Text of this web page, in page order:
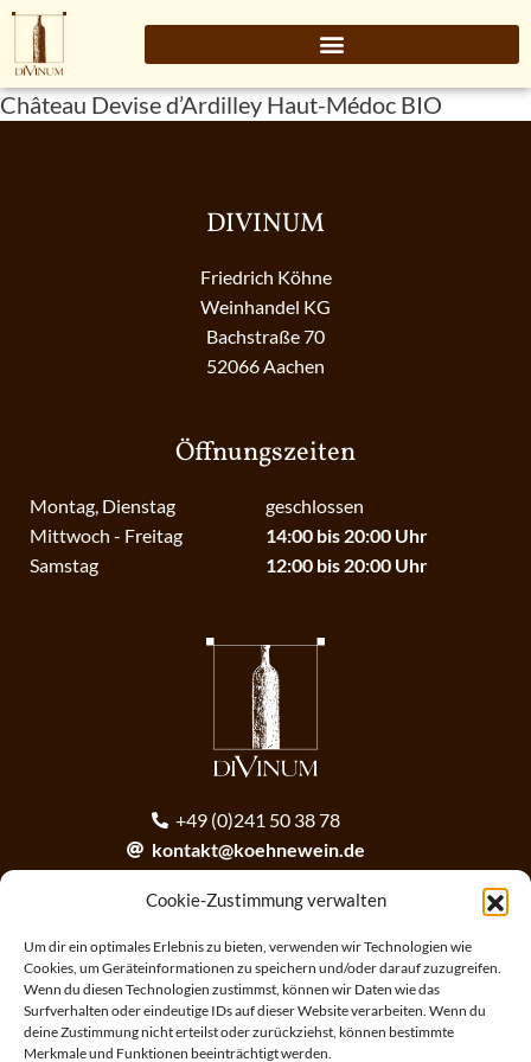
Cookie-Zustimmung verwalten
Um dir ein optimales Erlebnis zu bieten, verwenden wir Technologien wie
Cookies, um Geräteinformationen zu speichern und/oder darauf zuzugreifen.
Wenn du diesen Technologien zustimmst, können wir Daten wie das
Surfverhalten oder eindeutige IDs auf dieser Website verarbeiten. Wenn du
deine Zustimmung nicht erteilst oder zurückziehst, können bestimmte
Merkmale und Funktionen beeinträchtigt werden.
Château Devise d’Ardilley Haut-Médoc BIO
DIVINUM
Friedrich Köhne
Weinhandel KG
Bachstraße 70
52066 Aachen
Öffnungszeiten
Montag, Dienstag
Mittwoch - Freitag
Samstag
geschlossen
14:00 bis 20:00 Uhr
12:00 bis 20:00 Uhr
+49 (0)241 50 38 78
kontakt@koehnewein.de
Anmeldung zum Newsletter
ANMELDEN